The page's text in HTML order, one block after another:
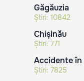
Găgăuzia
Știri: 10842
Chișinău
Știri: 771
Accidente în
Știri: 7825